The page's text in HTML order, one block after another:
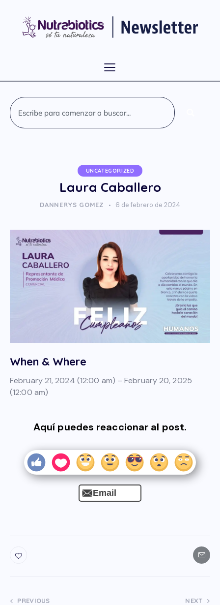
UNCATEGORIZED
Laura Caballero
DANNERYS GOMEZ 6 de febrero de 2024
When & Where
February 21, 2024 (12:00 am) – February 20, 2025
(12:00 am)
Aquí puedes reaccionar al post.
Email
PREVIOUS NEXT